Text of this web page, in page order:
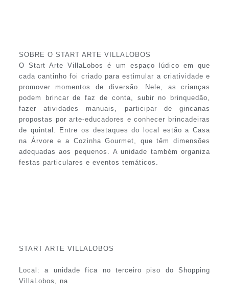
SOBRE O START ARTE VILLALOBOS
O Start Arte VillaLobos é um espaço lúdico em que
cada cantinho foi criado para estimular a criatividade e
promover momentos de diversão. Nele, as crianças
podem brincar de faz de conta, subir no brinquedão,
fazer atividades manuais, participar de gincanas
propostas por arte-educadores e conhecer brincadeiras
de quintal. Entre os destaques do local estão a Casa
na Árvore e a Cozinha Gourmet, que têm dimensões
adequadas aos pequenos. A unidade também organiza
festas particulares e eventos temáticos.
START ARTE VILLALOBOS
Local: a unidade fica no terceiro piso do Shopping
VillaLobos, na